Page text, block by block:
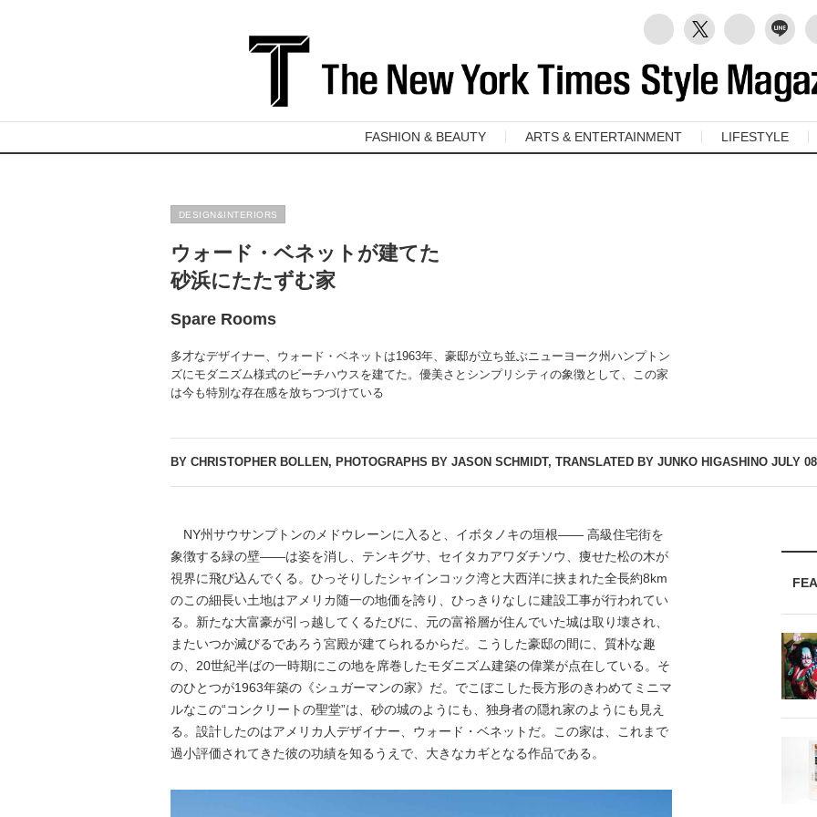
FASHION & BEAUTY ARTS & ENTERTAINMENT LIFESTYLE
DESIGN&INTERIORS
ウォード・ベネットが建てた
砂浜にたたずむ家
Spare Rooms
多才なデザイナー、ウォード・ベネットは1963年、豪邸が立ち並ぶニューヨーク州ハンプトン
ズにモダニズム様式のビーチハウスを建てた。優美さとシンプリシティの象徴として、この家
は今も特別な存在感を放ちつづけている
BY CHRISTOPHER BOLLEN, PHOTOGRAPHS BY JASON SCHMIDT, TRANSLATED BY JUNKO HIGASHINO JULY
NY州サウサンプトンのメドウレーンに入ると、イボタノキの垣根―― 高級住宅街を
象徴する緑の壁――は姿を消し、テンキグサ、セイタカアワダチソウ、痩せた松の木が
視界に飛び込んでくる。ひっそりしたシャインコック湾と大西洋に挟まれた全長約8km
のこの細長い土地はアメリカ随一の地価を誇り、ひっきりなしに建設工事が行われてい
る。新たな大富豪が引っ越してくるたびに、元の富裕層が住んでいた城は取り壊され、
またいつか滅びるであろう宮殿が建てられるからだ。こうした豪邸の間に、質朴な趣
の、20世紀半ばの一時期にこの地を席巻したモダニズム建築の偉業が点在している。そ
のひとつが1963年築の《シュガーマンの家》だ。でこぼこした長方形のきわめてミニマ
ルなこの“コンクリートの聖堂”は、砂の城のようにも、独身者の隠れ家のようにも見え
る。設計したのはアメリカ人デザイナー、ウォード・ベネットだ。この家は、これまで
過小評価されてきた彼の功績を知るうえで、大きなカギとなる作品である。